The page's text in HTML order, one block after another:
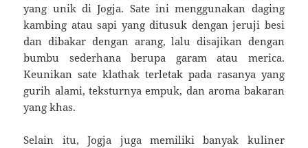
yang unik di Jogja. Sate ini menggunakan daging
kambing atau sapi yang ditusuk dengan jeruji besi
dan dibakar dengan arang, lalu disajikan dengan
bumbu sederhana berupa garam atau merica.
Keunikan sate klathak terletak pada rasanya yang
gurih alami, teksturnya empuk, dan aroma bakaran
yang khas.
Selain itu, Jogja juga memiliki banyak kuliner